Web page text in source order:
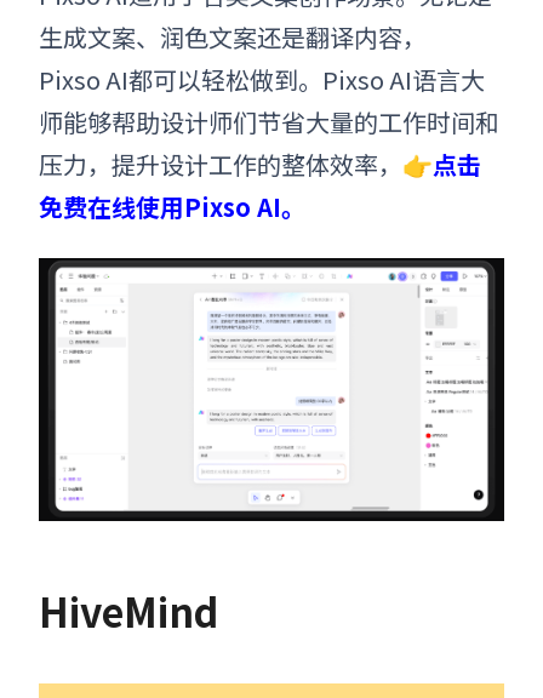
生成文案、润色文案还是翻译内容，
Pixso AI都可以轻松做到。Pixso AI语言大
师能够帮助设计师们节省大量的工作时间和
压力，提升设计工作的整体效率，👉点击
免费在线使用Pixso AI。
HiveMind